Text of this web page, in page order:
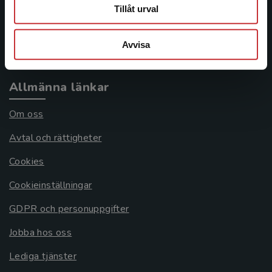
Tillåt urval
Avvisa
Köpvillkor
Allmänna länkar
Om oss
Avtal och rättigheter
Cookies
Cookieinställningar
GDPR och personuppgifter
Jobba hos oss
Lediga tjänster